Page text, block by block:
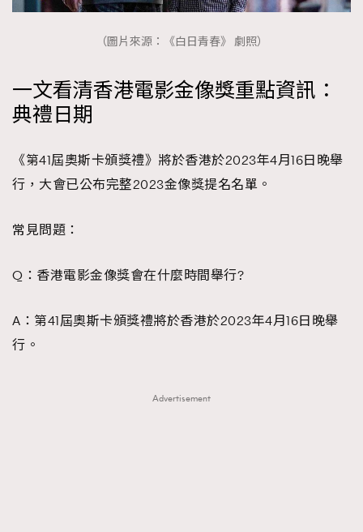
（圖片來源：《白日青春》 劇照）
一文看清香港電影金像獎重點資訊：
典禮日期
《第41屆奧斯卡頒獎禮》將於香港於2023年4月16日晚舉
行，大會已公布完整2023金像獎提名名單。
常見問題：
Q：香港電影金像獎會在什麼時間舉行?
A：第41屆奧斯卡頒獎禮將於香港於2023年4月16日晚舉
行。
Advertisement